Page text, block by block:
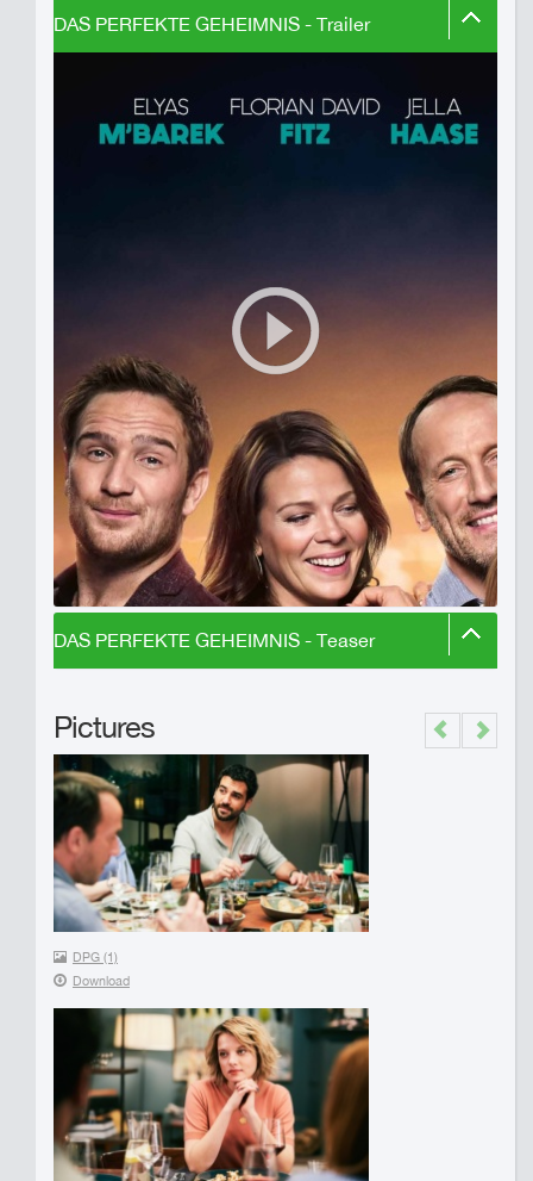
DAS PERFEKTE GEHEIMNIS - Trailer
DAS PERFEKTE GEHEIMNIS - Teaser
Pictures
DPG (1)
Download
Previous
Next